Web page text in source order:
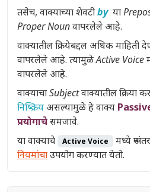
तसेच, वाक्याच्या शेवटीbyया
Proper Nounवापरलेले आहे.
वाक्यातील क्रियेबद्दल अधिक माहिती
वापरलेले आहे. त्यामुळेActive Voice
वापरलेले आहे.
वाक्याचाSubjectवाक्यातील क्रिया
निष्क्रिय असल्यामुळे हे वाक्य
प्रयोगाचेसमजावे.
या वाक्याचे
Active Voice
मध्ये
नियमांचाउपयोग करण्यात येतो.